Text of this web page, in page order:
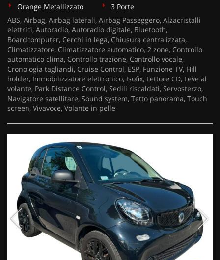
Orange Metallizzato
3 Porte
ABS, Airbag, Airbag laterali, Airbag Passeggero, Alzacristalli
elettrici, Autoradio, Autoradio digitale, Bluetooth,
Boardcomputer, Cerchi in lega, Chiusura centralizzata,
Climatizzatore, Climatizzatore automatico, 2 zone, Controllo
automatico clima, Controllo trazione, Controllo vocale,
Cronologia tagliandi, Cruise Control, ESP, Funzione TV, Hill
holder, Immobilizzatore elettronico, Isofix, Lettore CD, Leve al
volante, Park Distance Control, Sedili riscaldati, Servosterzo,
Navigatore satellitare, Sound system, Tetto panorama, Touch
screen, Vivavoce, Volante in pelle